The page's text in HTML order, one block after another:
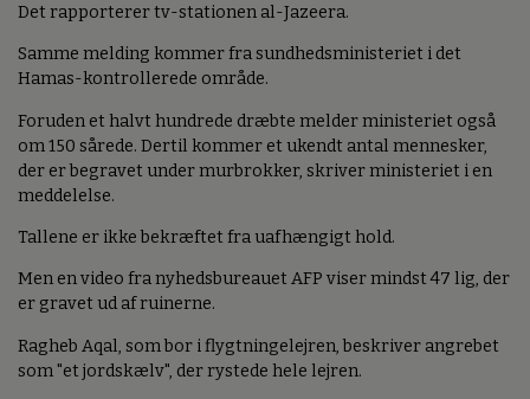
Det rapporterer tv-stationen al-Jazeera.
Samme melding kommer fra sundhedsministeriet i det
Hamas-kontrollerede område.
Foruden et halvt hundrede dræbte melder ministeriet også
om 150 sårede. Dertil kommer et ukendt antal mennesker,
der er begravet under murbrokker, skriver ministeriet i en
meddelelse.
Tallene er ikke bekræftet fra uafhængigt hold.
Men en video fra nyhedsbureauet AFP viser mindst 47 lig, der
er gravet ud af ruinerne.
Ragheb Aqal, som bor i flygtningelejren, beskriver angrebet
som "et jordskælv", der rystede hele lejren.